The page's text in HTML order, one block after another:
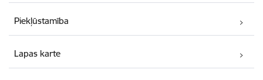
Piekļūstamība
Lapas karte